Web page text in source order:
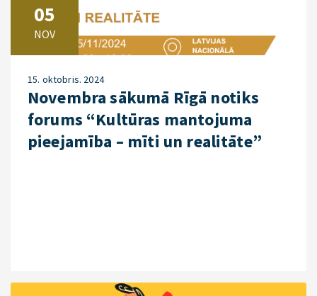
05
NOV
15. oktobris. 2024
Novembra sākumā Rīgā notiks
forums “Kultūras mantojuma
pieejamība – mīti un realitāte”